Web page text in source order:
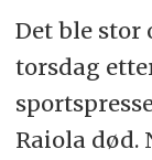
Det ble stor
torsdag
Raiola død.